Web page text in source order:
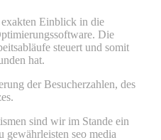
Einblick in die
Die
steuert und somit
hat.
der Besucherzahlen, des
sind wir im Stande ein
gewährleisten seo media